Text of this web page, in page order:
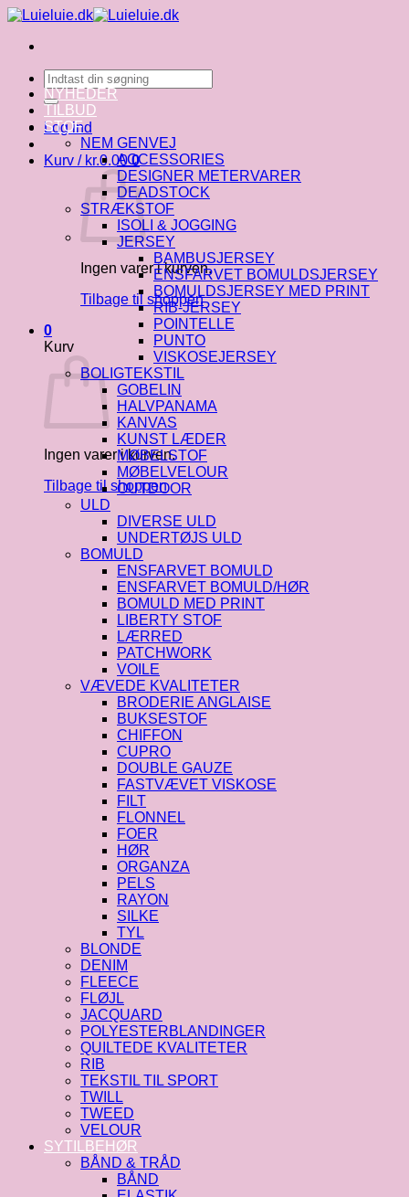
Fortsæt
indhold
Søg
efter:
Log ind
Kurv / kr.0.00 0
Ingen varer i kurven.
Tilbage til shoppen
0
Kurv
Ingen varer i kurven.
Tilbage til shoppen
NYHEDER
TILBUD
STOF
NEM GENVEJ
ACCESSORIES
DESIGNER METERVARER
DEADSTOCK
STRÆKSTOF
ISOLI & JOGGING
JERSEY
BAMBUSJERSEY
ENSFARVET BOMULDSJERSEY
BOMULDSJERSEY MED PRINT
RIB-JERSEY
POINTELLE
PUNTO
VISKOSEJERSEY
BOLIGTEKSTIL
GOBELIN
HALVPANAMA
KANVAS
KUNST LÆDER
MØBELSTOF
MØBELVELOUR
OUTDOOR
ULD
DIVERSE ULD
UNDERTØJS ULD
BOMULD
ENSFARVET BOMULD
ENSFARVET BOMULD/HØR
BOMULD MED PRINT
LIBERTY STOF
LÆRRED
PATCHWORK
VOILE
VÆVEDE KVALITETER
BRODERIE ANGLAISE
BUKSESTOF
CHIFFON
CUPRO
DOUBLE GAUZE
FASTVÆVET VISKOSE
FILT
FLONNEL
FOER
HØR
ORGANZA
PELS
RAYON
SILKE
TYL
BLONDE
DENIM
FLEECE
FLØJL
JACQUARD
POLYESTERBLANDINGER
QUILTEDE KVALITETER
RIB
TEKSTIL TIL SPORT
TWILL
TWEED
VELOUR
SYTILBEHØR
BÅND & TRÅD
BÅND